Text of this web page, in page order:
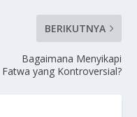
BERIKUTNYA
Bagaimana Menyikapi
Fatwa yang Kontroversial?